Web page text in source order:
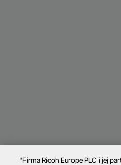
"Firma Ricoh Europe PLC i jej